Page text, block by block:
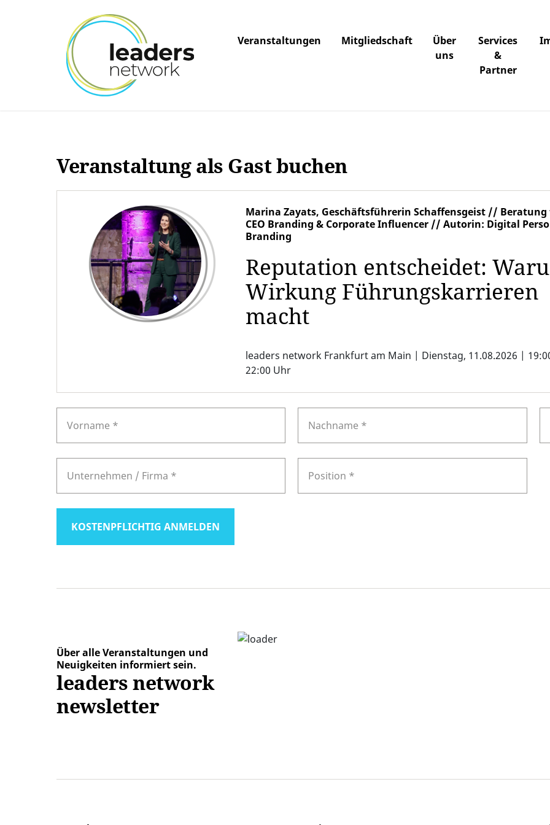
Veranstaltungen Mitgliedschaft
Über
uns
Services
&
Partner
Veranstaltung als Gast buchen
Marina Zayats, Geschäftsführerin Schaffensgeist //
CEO Branding & Corporate Influencer // Autorin: Digital
Branding
Reputation entscheidet:
Wirkung Führungskarrieren
macht
leaders network Frankfurt am Main | Dienstag, 11.08.2026 |
22:00 Uhr
KOSTENPFLICHTIG ANMELDEN
Über alle Veranstaltungen und
Neuigkeiten informiert sein.
leaders network
newsletter